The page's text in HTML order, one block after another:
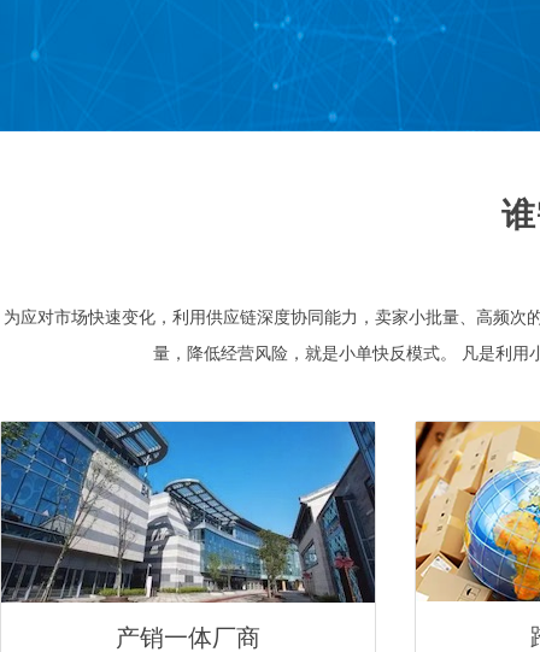
为应对市场快速变化，利用供应链深度协同能力，卖家小批量、高频
量，降低经营风险，就是小单快反模式。 凡是利
产销一体厂商